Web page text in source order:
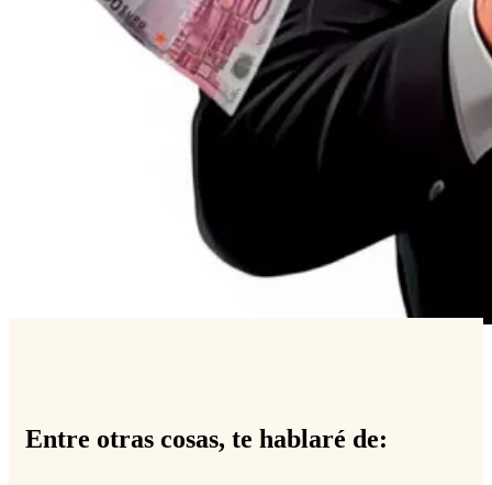
Entre otras cosas, te hablaré de: